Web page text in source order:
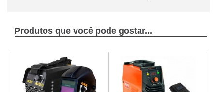
Produtos que você pode gostar...